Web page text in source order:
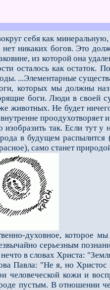
себя как
нет никаких богов. Это
из которой она
осталось как остаток.
...Элементарные
которых мы должны
боги. Люди в своей
животных. Не будет
проодухотворяет
так. Если тут у
в будущем
само станет
духовное, которое мы
серьезным
нечто в словах Христа:
Павла: "Не я, но
человеческой кожи и
пустым. В отношении